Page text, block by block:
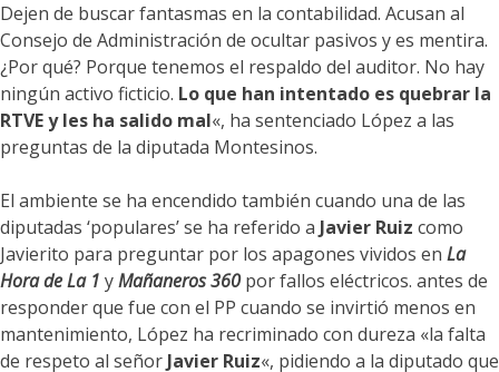
Dejen de buscar fantasmas en la contabilidad. Acusan al
Consejo de Administración de ocultar pasivos y es mentira.
¿Por qué? Porque tenemos el respaldo del auditor. No hay
ningún activo ficticio. Lo que han intentado es quebrar la
RTVE y les ha salido mal«, ha sentenciado López a las
preguntas de la diputada Montesinos.
El ambiente se ha encendido también cuando una de las
diputadas ‘populares’ se ha referido a Javier Ruiz como
Javierito para preguntar por los apagones vividos en La
Hora de La 1 yMañaneros 360por fallos eléctricos. antes de
responder que fue con el PP cuando se invirtió menos en
mantenimiento, López ha recriminado con dureza «la falta
de respeto al señor Javier Ruiz«, pidiendo a la diputado que